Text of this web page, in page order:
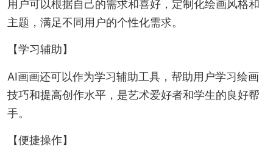
用户可以根据自己的需求和喜好，定制化绘画风格和
主题，满足不同用户的个性化需求。
【学习辅助】
AI画画还可以作为学习辅助工具，帮助用户学习绘画
技巧和提高创作水平，是艺术爱好者和学生的良好帮
手。
【便捷操作】